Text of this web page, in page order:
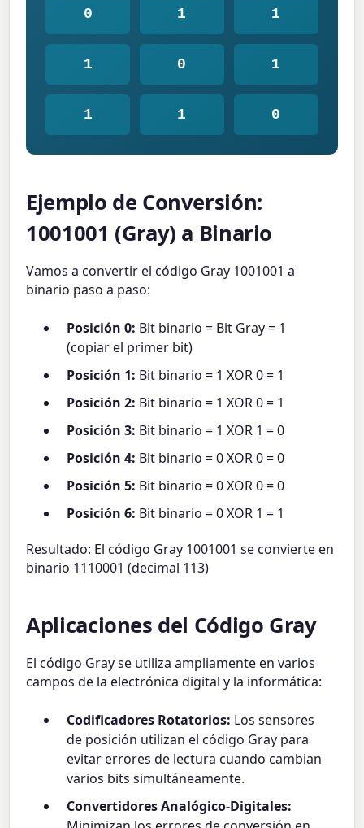
0 1 1
1 0 1
1 1 0
Ejemplo de Conversión:
1001001 (Gray) a Binario
Vamos a convertir el código Gray 1001001 a
binario paso a paso:
Posición 0: Bit binario = Bit Gray = 1
(copiar el primer bit)
Posición 1: Bit binario = 1 XOR 0 = 1
Posición 2: Bit binario = 1 XOR 0 = 1
Posición 3: Bit binario = 1 XOR 1 = 0
Posición 4: Bit binario = 0 XOR 0 = 0
Posición 5: Bit binario = 0 XOR 0 = 0
Posición 6: Bit binario = 0 XOR 1 = 1
Resultado: El código Gray 1001001 se convierte en
binario 1110001 (decimal 113)
Aplicaciones del Código Gray
El código Gray se utiliza ampliamente en varios
campos de la electrónica digital y la informática:
Codificadores Rotatorios: Los sensores
de posición utilizan el código Gray para
evitar errores de lectura cuando cambian
varios bits simultáneamente.
Convertidores Analógico-Digitales: